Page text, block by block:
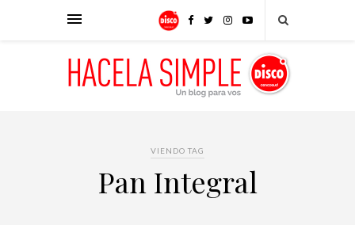
VIENDO TAG
Pan Integral